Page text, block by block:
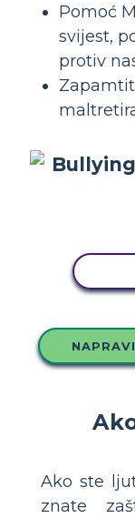
Pomoć
svijest,
protiv
Ako ste
znate